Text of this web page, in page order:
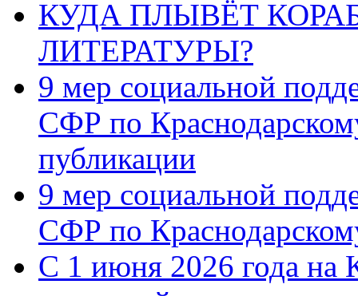
КУДА ПЛЫВЁТ
ЛИТЕРАТУРЫ?
9 мер социальной
СФР по
публикации
9 мер социальной
СФР по
С 1 июня 2026 года на